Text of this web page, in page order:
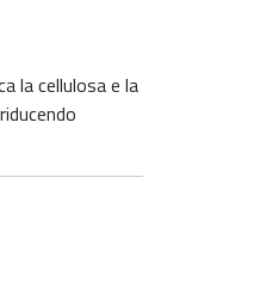
la cellulosa e la